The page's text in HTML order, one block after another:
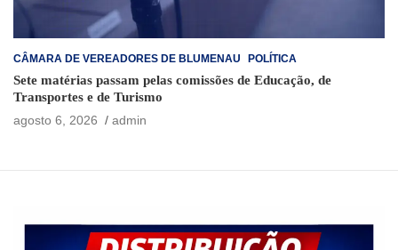
CÂMARA DE VEREADORES DE BLUMENAU POLÍTICA
Sete matérias passam pelas comissões de Educação, de
Transportes e de Turismo
agosto 6, 2026
admin